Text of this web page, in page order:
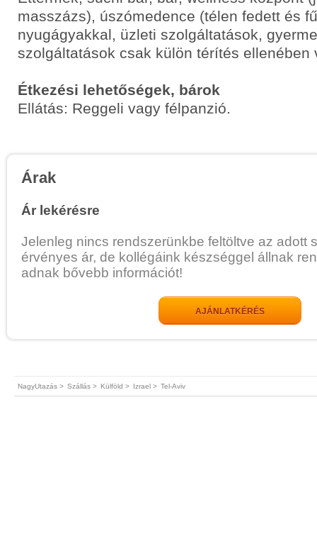
masszázs), úszómedence (télen fedett és
nyugágyakkal, üzleti szolgáltatások,
szolgáltatások csak külön térítés ellenében
Étkezési lehetőségek, bárok
Ellátás: Reggeli vagy félpanzió.
Árak
Ár lekérésre
Jelenleg nincs rendszerünkbe feltöltve az adott
érvényes ár, de kollégáink készséggel állnak
adnak bővebb információt!
AJÁNLATKÉRÉS
NagyUtazás > Szállás > Külföld > Izrael > Tel-Aviv